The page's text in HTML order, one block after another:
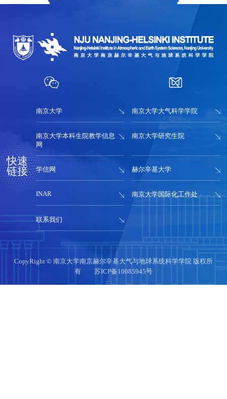
快速
链接
南京大学 南京大学大气科学学院
南京大学本科生院教学信息
网
南京大学研究生院
学信网 赫尔辛基大学
INAR 南京大学国际化工作处
联系我们
CopyRight © 南京大学南京赫尔辛基大气与地球系统科学学院 版权所
有 苏ICP备10085945号